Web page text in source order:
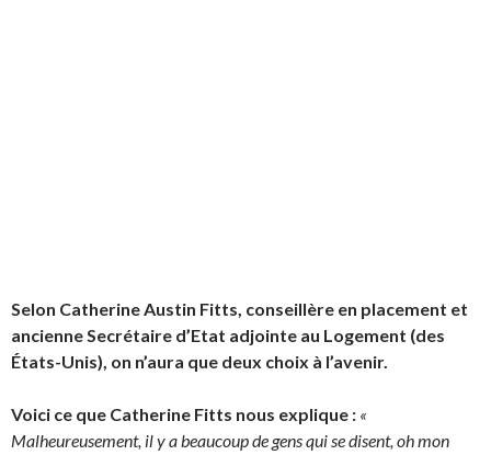
Selon Catherine Austin Fitts, conseillère en placement et
ancienne Secrétaire d’Etat adjointe au Logement (des
États-Unis), on n’aura que deux choix à l’avenir.
Voici ce que Catherine Fitts nous explique : «
Malheureusement, il y a beaucoup de gens qui se disent, oh mon